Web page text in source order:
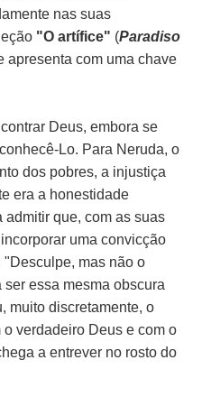
nas suas
"O artífice" (Paradiso
apresenta com uma chave
Deus, embora se
Lo. Para Neruda, o
dos pobres, a injustiça
era a honestidade
que, com as suas
uma convicção
"Desculpe, mas não o
essa mesma obscura
muito discretamente, o
verdadeiro Deus e com o
a entrever no rosto do